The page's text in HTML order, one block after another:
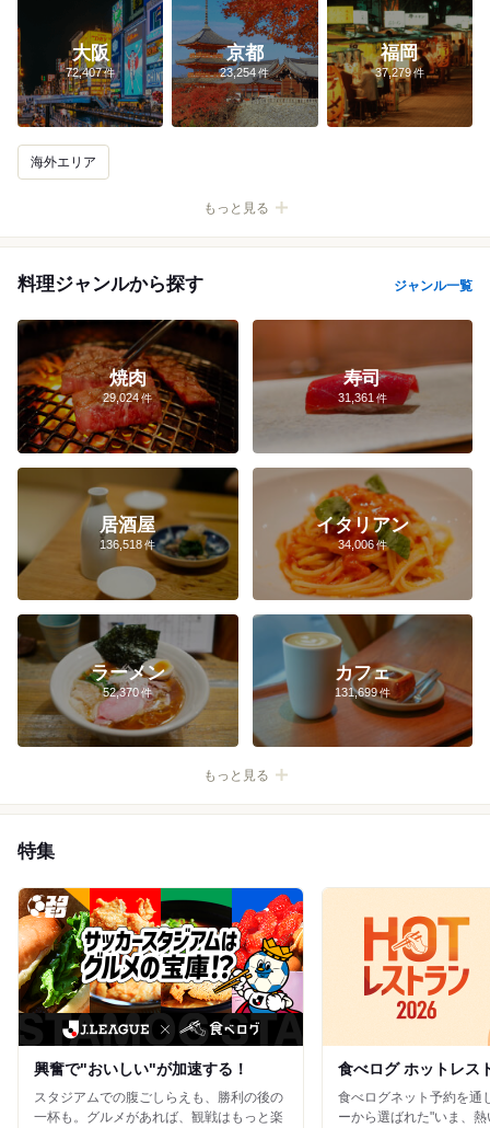
大阪
72,407
京都
23,254
福岡
37,279
海外エリア
恵比寿
有楽町 原宿 築地
新橋
日本橋
代官山 麻布十番 飯田橋 中目黒 五反田
東京
自由が丘
丸の内 御茶ノ水
梅田 難波 京都 大宮 名古屋 すすきの 天神
横浜
桜木町
みなとみらい 元町・中華街
新宿×ランチ 渋谷×ラーメン 渋谷×居酒屋
銀座×ランチ
表参道×ランチ
新宿×ラーメン 池袋×焼肉
六本木×ランチ
神保町×カレー
新宿×焼肉 池袋×ラーメン
鎌倉×ランチ
銀座×寿司
新宿×居酒屋 渋谷×ランチ 池袋×ランチ
北海道
茨城 栃木 群馬 埼玉 千葉 東京 神奈川
料理ジャンルから探す ジャンル一覧
焼肉
29,024
寿司
31,361
居酒屋
136,518
イタリアン
34,006
ラーメン
52,370
カフェ
131,699
特集
興奮で"おいしい"が加速する！
スタジアムでの腹ごしらえも、勝利の後の
一杯も。グルメがあれば、観戦はもっと楽
食べログ ホットレス
食べログネット予約を通
ーから選ばれた"いま、